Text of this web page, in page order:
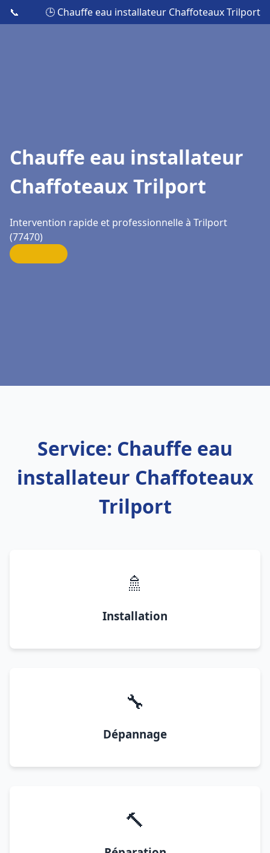
📞 🕒 Chauffe eau installateur Chaffoteaux Trilport
Chauffe eau installateur
Chaffoteaux Trilport
Intervention rapide et professionnelle à Trilport
(77470)
Service: Chauffe eau
installateur Chaffoteaux
Trilport
🚿
Installation
🔧
Dépannage
🔨